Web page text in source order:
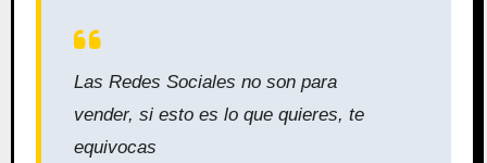
Las Redes Sociales no son para
vender, si esto es lo que quieres, te
equivocas